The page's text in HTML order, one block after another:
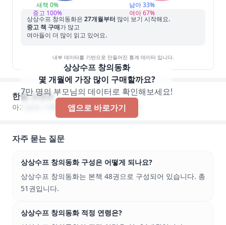
새책 0%
중고 100%
남아 33%
여아 67%
상상수프 창의동화은 27개월부터 많이 보기 시작해요.
중고 책 구매가 많고
여아들이 더 많이 읽고 있어요.
내부 데이터를 기반으로 만들어진 통계 데이터 입니다.
상상수프 창의동화
몇 개월에 가장 많이 구매할까요?
7만 명의 부모님의 데이터로 확인해보세요!
앱으로 바로가기
한줄 코멘트
아기곰에 기록된 한줄 코멘트가 없습니다!
자주 묻는 질문
상상수프 창의동화 구성은 어떻게 되나요?
상상수프 창의동화는 본책 48권으로 구성되어 있습니다. 총
51권입니다.
상상수프 창의동화 적정 연령은?